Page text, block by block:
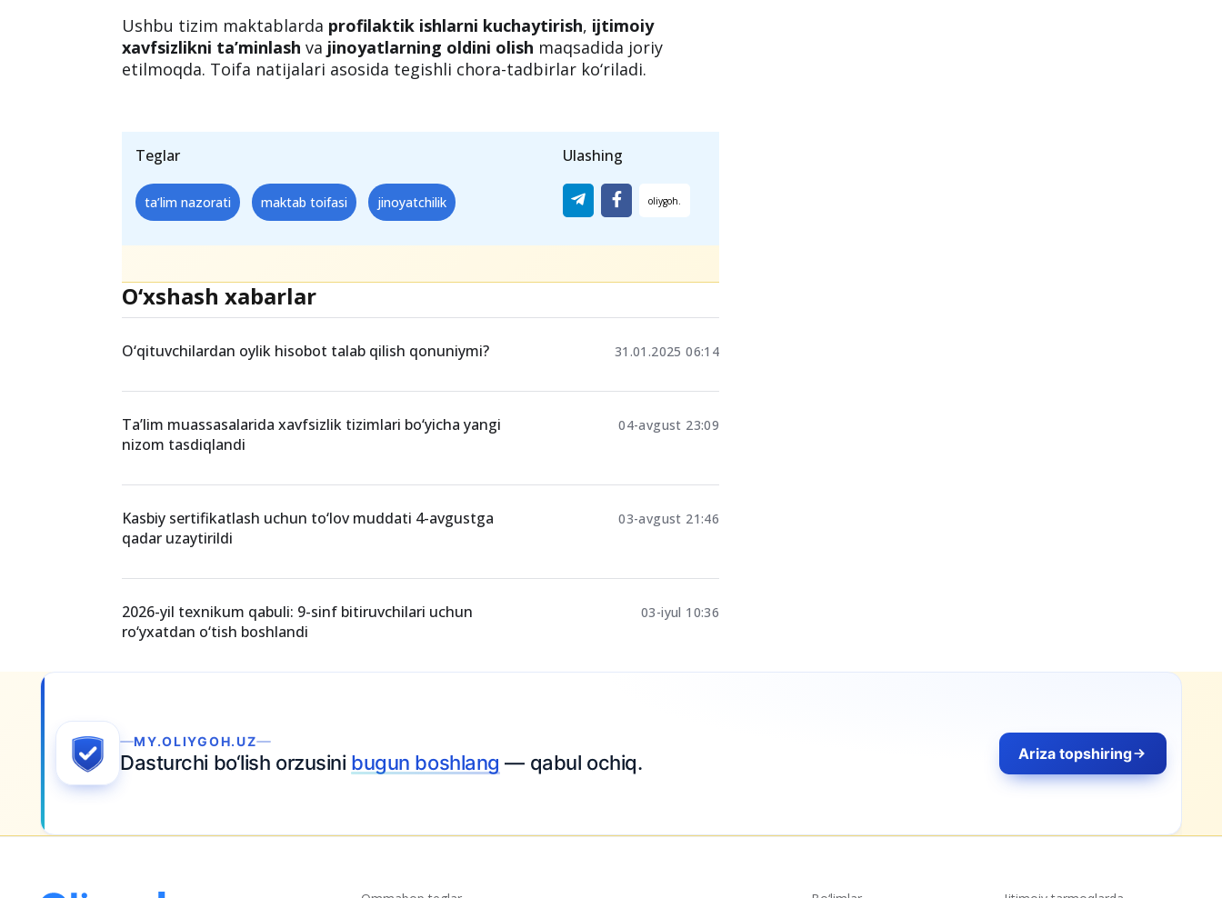
Ushbu tizim maktablarda profilaktik ishlarni kuchaytirish, ijtimoiy
xavfsizlikni ta’minlash va jinoyatlarning oldini olish maqsadida joriy
etilmoqda. Toifa natijalari asosida tegishli chora-tadbirlar ko‘riladi.
Teglar
ta’lim nazorati maktab toifasi jinoyatchilik
Ulashing
O‘xshash xabarlar
O‘qituvchilardan oylik hisobot talab qilish qonuniymi? 31.01.2025 06:14
Ta’lim muassasalarida xavfsizlik tizimlari bo‘yicha yangi
nizom tasdiqlandi
04-avgust 23:09
Kasbiy sertifikatlash uchun to‘lov muddati 4-avgustga
qadar uzaytirildi
03-avgust 21:46
2026-yil texnikum qabuli: 9-sinf bitiruvchilari uchun
ro‘yxatdan o‘tish boshlandi
03-iyul 10:36
Ariza topshiring